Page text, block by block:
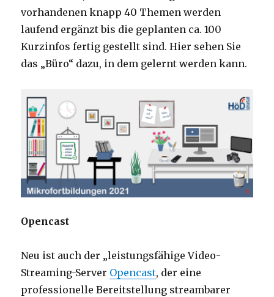
vorhandenen knapp 40 Themen werden
laufend ergänzt bis die geplanten ca. 100
Kurzinfos fertig gestellt sind. Hier sehen Sie
das „Büro“ dazu, in dem gelernt werden kann.
Opencast
Neu ist auch der „leistungsfähige Video-
Streaming-Server Opencast, der eine
professionelle Bereitstellung streambarer